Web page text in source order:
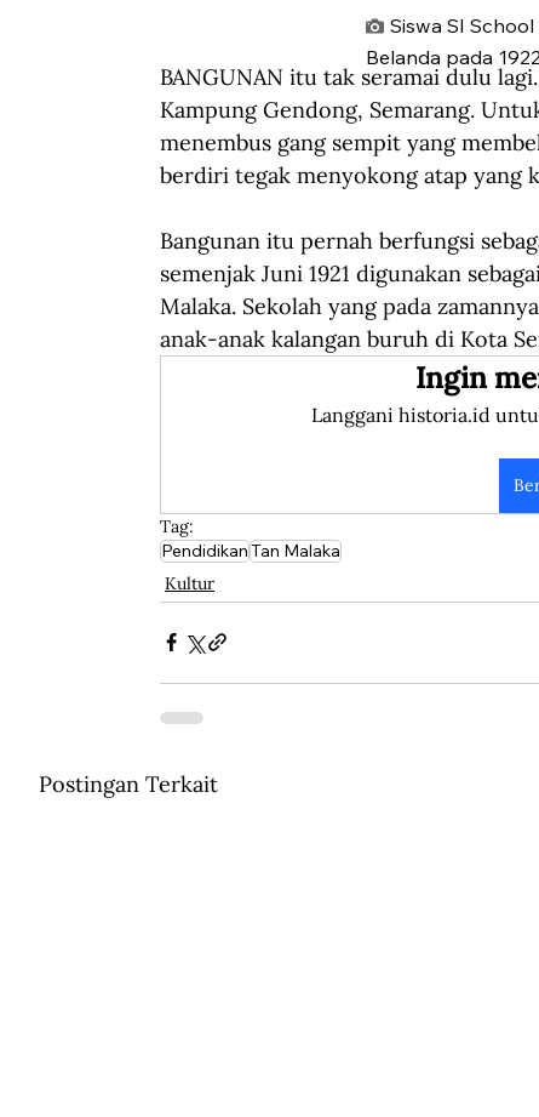
Siswa SI
Belanda pada
BANGUNAN itu tak seramai dulu
Kampung Gendong, Semarang.
menembus gang sempit yang
berdiri tegak menyokong atap yang
Bangunan itu pernah berfungsi
semenjak Juni 1921 digunakan
Malaka. Sekolah yang pada
anak-anak kalangan buruh di Kota
Ingin
Langgani historia.id
Tag:
PendidikanTan Malaka
Kultur
Postingan Terkait